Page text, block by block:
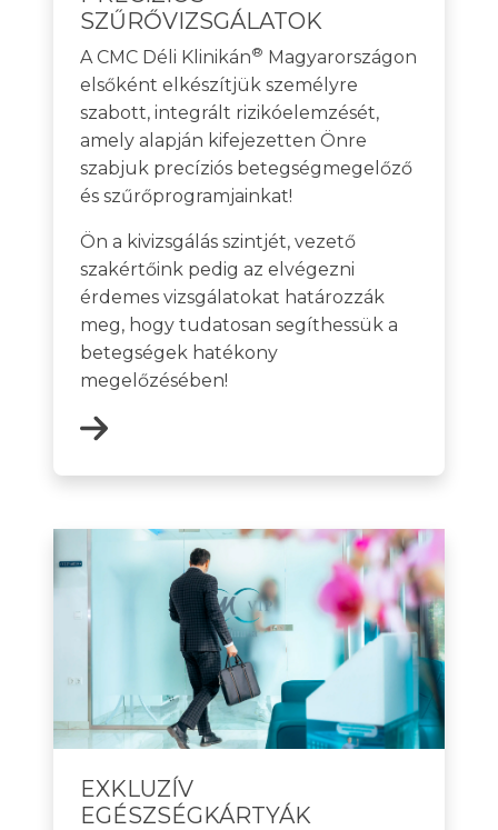
SZŰRŐVIZSGÁLATOK
A CMC Déli Klinikán® Magyarországon
elsőként elkészítjük személyre
szabott, integrált rizikóelemzését,
amely alapján kifejezetten Önre
szabjuk precíziós betegségmegelőző
és szűrőprogramjainkat!
Ön a kivizsgálás szintjét, vezető
szakértőink pedig az elvégezni
érdemes vizsgálatokat határozzák
meg, hogy tudatosan segíthessük a
betegségek hatékony
megelőzésében!
EXKLUZÍV
EGÉSZSÉGKÁRTYÁK